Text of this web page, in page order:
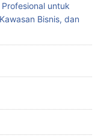
untuk
Bisnis, dan